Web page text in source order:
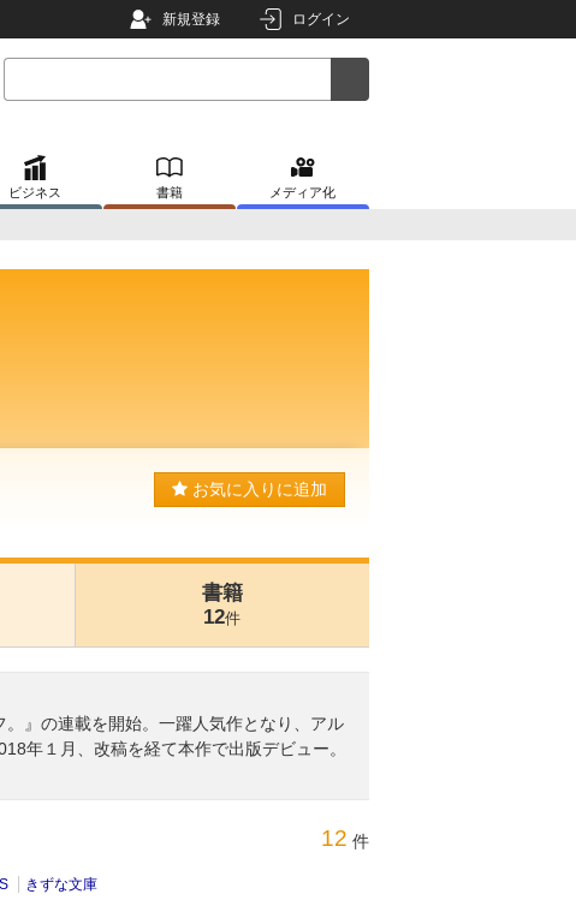
新規登録 ログイン
ビジネス 書籍 メディア化
お気に入りに追加
書籍
12件
』の連載を開始。一躍人気作となり、アル
年１月、改稿を経て本作で出版デビュー。
12 件
きずな文庫